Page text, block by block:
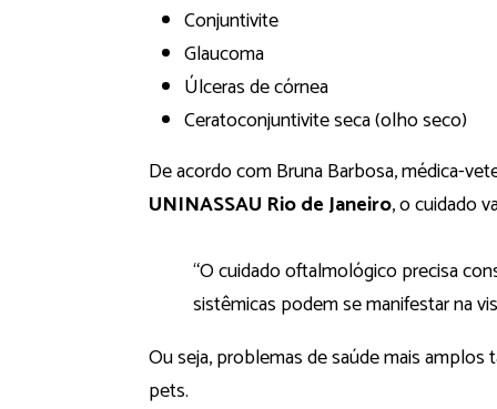
Conjuntivite
Glaucoma
Úlceras de córnea
Ceratoconjuntivite seca (olho seco)
De acordo com Bruna Barbosa, médica-
UNINASSAU Rio de Janeiro, o cuidado
“O cuidado oftalmológico precisa
sistêmicas podem se manifestar na
Ou seja, problemas de saúde mais
pets.